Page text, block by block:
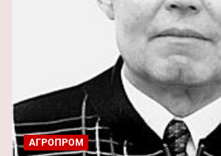
АГРОПРОМ